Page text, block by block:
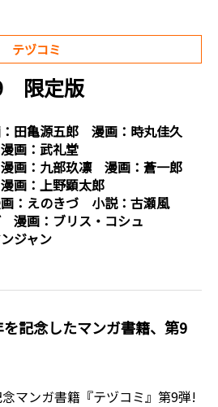
テヅコミ
限定版
田亀源五郎 漫画： 時丸佳久
漫画： 武礼堂
漫画： 九部玖凛 漫画： 蒼一郎
漫画： 上野顕太郎
： えのきづ 小説： 古瀬風
漫画： ブリス・コシュ
ジャン
記念したマンガ書籍、第9
マンガ書籍『テヅコミ』第9弾!